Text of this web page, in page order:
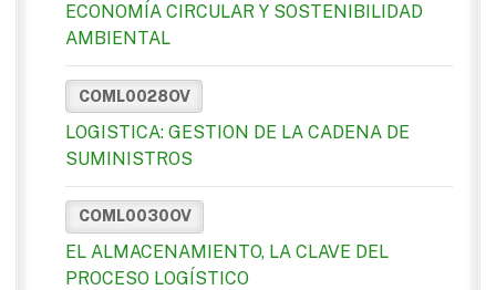
ECONOMÍA CIRCULAR Y SOSTENIBILIDAD
AMBIENTAL
COML0028OV
LOGISTICA: GESTION DE LA CADENA DE
SUMINISTROS
COML0030OV
EL ALMACENAMIENTO, LA CLAVE DEL
PROCESO LOGÍSTICO